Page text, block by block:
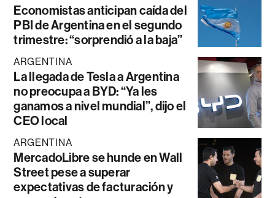
Economistas anticipan caída del
PBI de Argentina en el segundo
trimestre: “sorprendió a la baja”
ARGENTINA
La llegada de Tesla a Argentina
no preocupa a BYD: “Ya les
ganamos a nivel mundial”, dijo el
CEO local
ARGENTINA
MercadoLibre se hunde en Wall
Street pese a superar
expectativas de facturación y